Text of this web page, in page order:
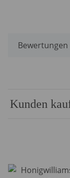
Bewertungen
Kunden